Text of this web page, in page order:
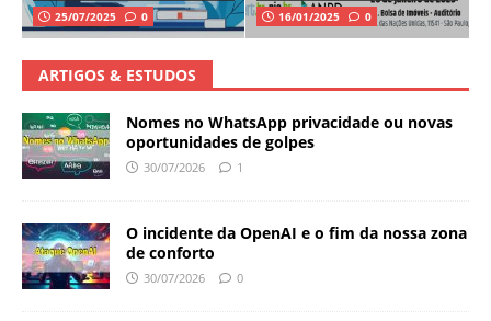
25/07/2025 0 16/01/2025 0
ARTIGOS & ESTUDOS
Nomes no WhatsApp privacidade ou novas
oportunidades de golpes
30/07/2026 1
O incidente da OpenAI e o fim da nossa zona
de conforto
30/07/2026 0